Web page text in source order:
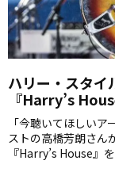
ハリー・スタ
『Harry’s
「今聴いてほしい
ストの高橋芳朗さん
『Harry’s House』